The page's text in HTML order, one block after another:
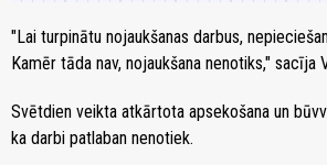
"Lai turpinātu nojaukšanas darbus,
Kamēr tāda nav, nojaukšana nenotiks," sacīja
Svētdien veikta atkārtota apsekošana un
ka darbi patlaban nenotiek.